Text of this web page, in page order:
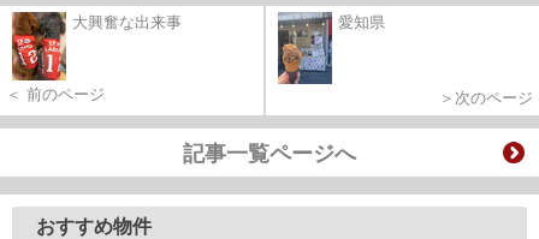
大興奮な出来事
＜ 前のページ
愛知県
＞次のページ
記事一覧ページへ
おすすめ物件